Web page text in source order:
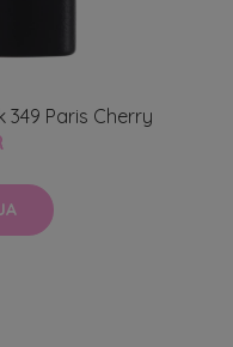
349 Paris Cherry